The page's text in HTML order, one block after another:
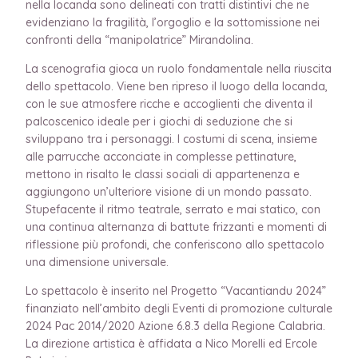
nella locanda sono delineati con tratti distintivi che ne
evidenziano la fragilità, l’orgoglio e la sottomissione nei
confronti della “manipolatrice” Mirandolina.
La scenografia gioca un ruolo fondamentale nella riuscita
dello spettacolo. Viene ben ripreso il luogo della locanda,
con le sue atmosfere ricche e accoglienti che diventa il
palcoscenico ideale per i giochi di seduzione che si
sviluppano tra i personaggi. I costumi di scena, insieme
alle parrucche acconciate in complesse pettinature,
mettono in risalto le classi sociali di appartenenza e
aggiungono un’ulteriore visione di un mondo passato.
Stupefacente il ritmo teatrale, serrato e mai statico, con
una continua alternanza di battute frizzanti e momenti di
riflessione più profondi, che conferiscono allo spettacolo
una dimensione universale.
Lo spettacolo è inserito nel Progetto “Vacantiandu 2024”
finanziato nell’ambito degli Eventi di promozione culturale
2024 Pac 2014/2020 Azione 6.8.3 della Regione Calabria.
La direzione artistica è affidata a Nico Morelli ed Ercole